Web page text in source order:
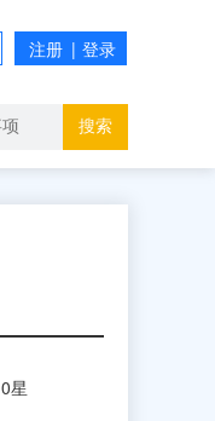
搜索
0星